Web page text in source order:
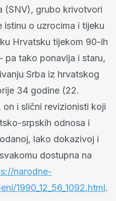
(SNV), grubo krivotvori
istinu o uzrocima i tijeku
Hrvatsku tijekom 90-ih
pa tako ponavlja i staru,
Srba iz hrvatskog
34 godine (22.
i slični revizionisti koji
srpskih odnosa i
lako dokazivoj i
dostupna na
narodne-
1990_12_56_1092.html.